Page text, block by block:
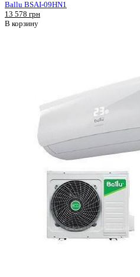
Ballu BSAI-09HN1
13 578 грн
В корзину